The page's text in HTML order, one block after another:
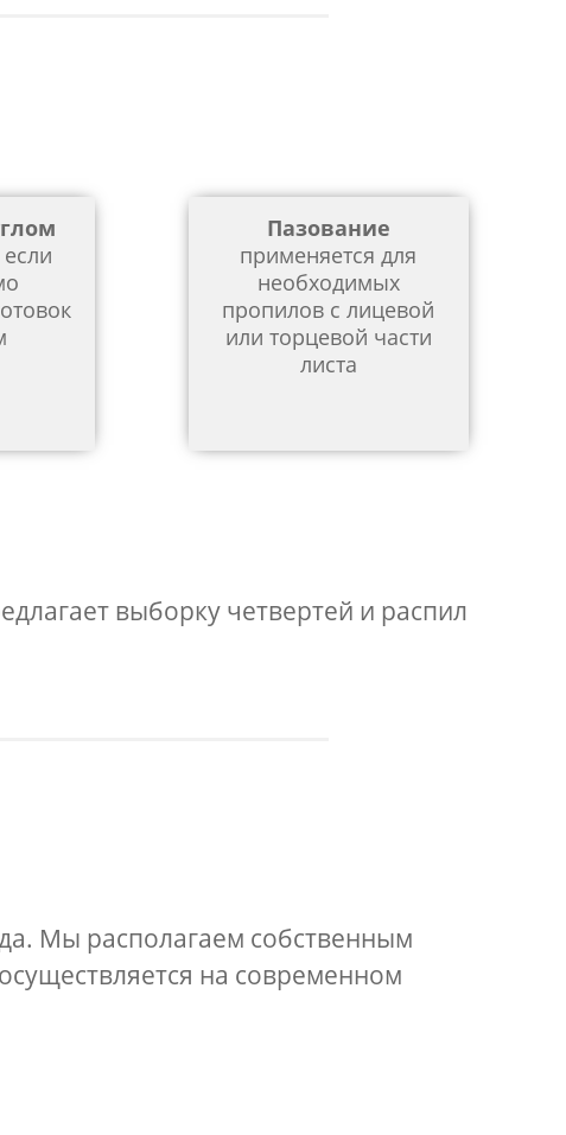
Пазование
применяется для
необходимых
пропилов с лицевой
или торцевой части
листа
выборку четвертей и распил
Мы располагаем собственным
на современном